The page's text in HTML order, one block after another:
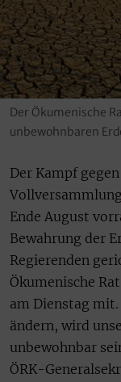
Der Ökumenische
unbewohnbaren
Der Kampf
Ende August
Bewahrung der
Regierenden
Ökumenische
am Dienstag
ändern, wird
unbewohnbar
ÖRK-